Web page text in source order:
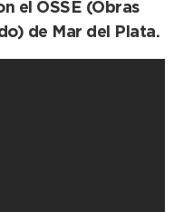
el OSSE (Obras
de Mar del Plata.